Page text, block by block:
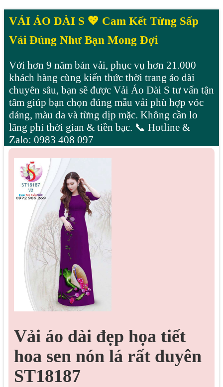
VẢI ÁO DÀI S 💖 Cam Kết Từng Sấp
Vải Đúng Như Bạn Mong Đợi
Với hơn 9 năm bán vải, phục vụ hơn 21.000
khách hàng cùng kiến thức thời trang áo dài
chuyên sâu, bạn sẽ được Vải Áo Dài S tư vấn tận
tâm giúp bạn chọn đúng mẫu vải phù hợp vóc
dáng, màu da và từng dịp mặc. Không cần lo
lãng phí thời gian & tiền bạc. 📞 Hotline &
Zalo: 0983 408 097
Vải áo dài đẹp họa tiết
hoa sen nón lá rất duyên
ST18187